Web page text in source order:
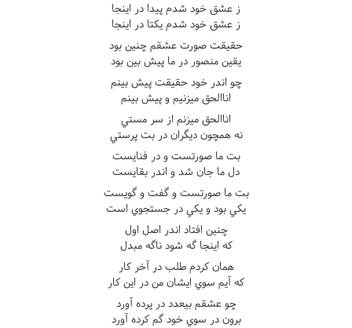
ز عشق خود شدم پيدا در اينجا
ز عشق خود شدم يکتا در اينجا
حقيقت صورت عشقم چنين بود
يقين منصور در ما پيش بين بود
چو اندر خود حقيقت پيش بينم
اناالحق ميزنيم و پيش بينم
اناالحق ميزنم از سر مستي
نه همچون ديگران در بت پرستي
بت ما صورتست و در فنايست
دل ما جان شد و اندر بقايست
بت ما صورتست و گفت و گويست
يکي بود و يکي در جستجوي است
چنين افتاد اندر اصل اول
که اينجا گه شود ناگه مبدل
همان کردم طلب در آخر کار
که آيم سوي ايشان من در اين کار
چو عشقم بيعدد در پرده آورد
برون در سوي خود گم کرده آورد